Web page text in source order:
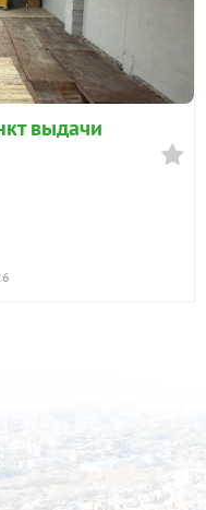
выдачи